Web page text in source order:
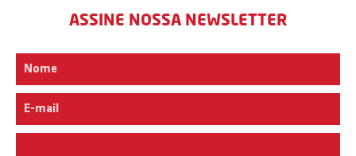
ASSINE NOSSA NEWSLETTER